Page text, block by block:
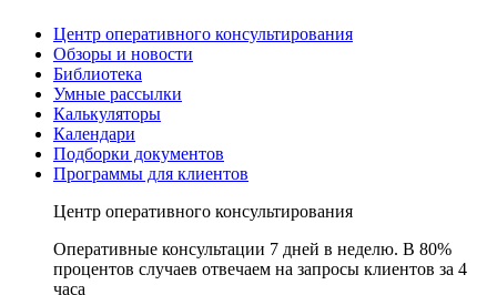
Центр оперативного консультирования
Обзоры и новости
Библиотека
Умные рассылки
Калькуляторы
Календари
Подборки документов
Программы для клиентов
Центр оперативного консультирования
Оперативные консультации 7 дней в неделю. В 80%
процентов случаев отвечаем на запросы клиентов за 4
часа